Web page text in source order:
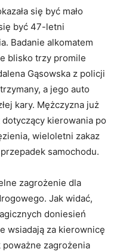
się być mało
być 47-letni
Badanie alkomatem
blisko trzy promile
Gąsowska z policji
a jego auto
kary. Mężczyzna już
dotyczący kierowania po
wieloletni zakaz
samochodu.
zagrożenie dla
Jak widać,
doniesień
wsiadają za kierownicę
zagrożenia